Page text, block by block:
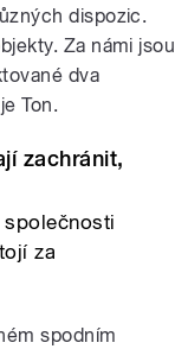
dispozic.
Za námi jsou
dva
Ton.
zachránit,
za
spodním